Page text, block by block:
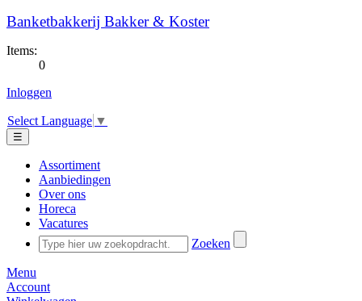
Banketbakkerij Bakker & Koster
Items:
0
Inloggen
Select Language ▼
☰
Assortiment
Aanbiedingen
Over ons
Horeca
Vacatures
Zoeken
Menu
Account